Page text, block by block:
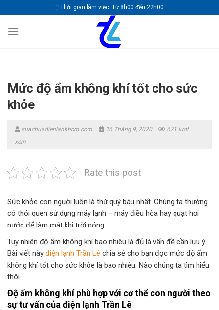
to
content
Thời gian làm việc: Từ 8h00 đến 22h00
Mức độ ẩm không khí tốt cho sức
khỏe
suachuadienlanhhcm.com 16 Tháng 9, 2020
671 lượt
xem
Rate this post
Sức khỏe con người luôn là thứ quý báu nhất. Chúng ta thường
có thói quen sử dụng máy lạnh – máy điều hòa hay quạt hơi
nước để làm mát khi trời nóng.
Tuy nhiên độ ẩm không khí bao nhiêu là đủ là vấn đề cần lưu ý.
Bài viết này điện lạnh Trần Lê chia sẻ cho bạn đọc mức độ ẩm
không khí tốt cho sức khỏe là bao nhiêu. Nào chúng ta tìm hiểu
thôi.
Độ ẩm không khí phù hợp với cơ thể con người theo
sự tư vấn của điện lạnh Trần Lê